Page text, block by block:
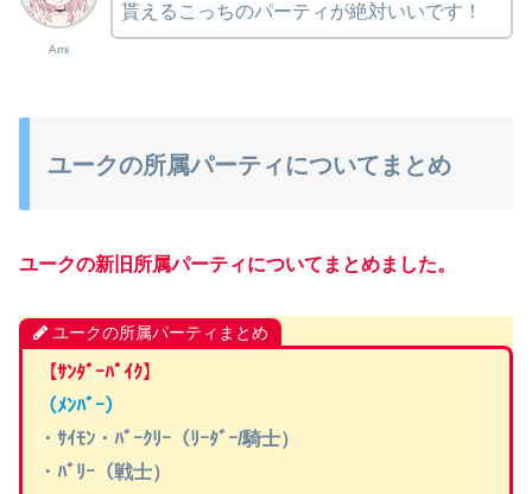
Ami
貰えるこっちのパーティが絶対いいです！
ユークの所属パーティについてまとめ
ユークの新旧所属パーティについてまとめました。
ユークの所属パーティまとめ
【ｻﾝﾀﾞｰﾊﾟｲｸ】
（ﾒﾝﾊﾞｰ）
・ｻｲﾓﾝ・ﾊﾞｰｸﾘｰ（ﾘｰﾀﾞｰ/騎士）
・ﾊﾞﾘｰ（戦士）